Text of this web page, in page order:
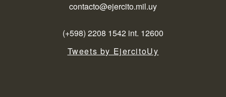
contacto@ejercito.mil.uy
(+598) 2208 1542 int. 12600
Tweets by EjercitoUy